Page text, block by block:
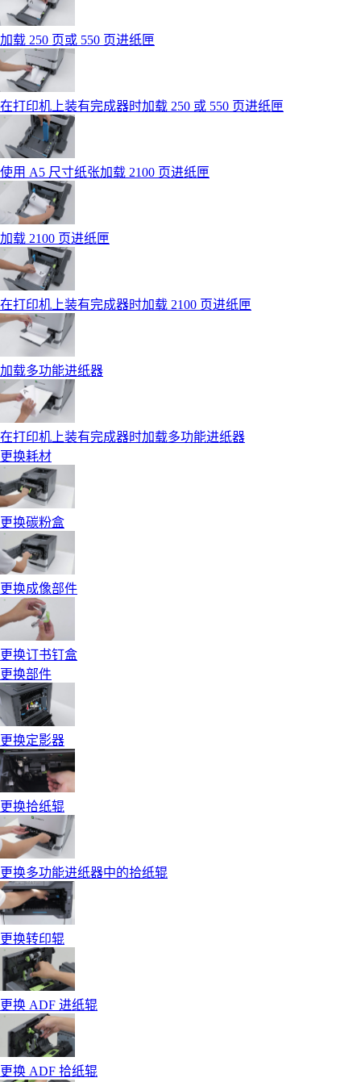
加载 250 页或 550 页进纸匣
在打印机上装有完成器时加载 250 或 550 页进纸匣
使用 A5 尺寸纸张加载 2100 页进纸匣
加载 2100 页进纸匣
在打印机上装有完成器时加载 2100 页进纸匣
加载多功能进纸器
在打印机上装有完成器时加载多功能进纸器
更换耗材
更换碳粉盒
更换成像部件
更换订书钉盒
更换部件
更换定影器
更换拾纸辊
更换多功能进纸器中的拾纸辊
更换转印辊
更换 ADF 进纸辊
更换 ADF 拾纸辊